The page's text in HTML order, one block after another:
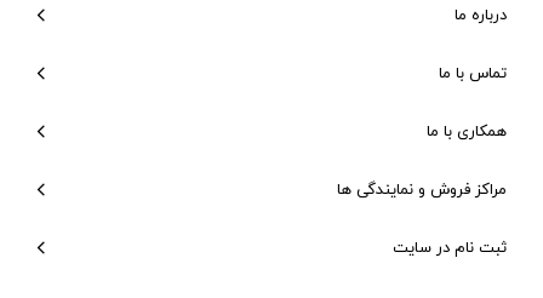
درباره ما
تماس با ما
همکاری با ما
مراکز فروش و نمایندگی ها
ثبت نام در سایت